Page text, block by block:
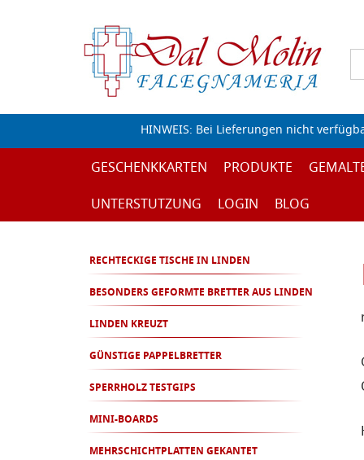
HINWEIS: Bei Lieferungen nicht
GESCHENKKARTEN PRODUKTE
UNTERSTUTZUNG
LOGIN BLOG
RECHTECKIGE TISCHE IN LINDEN
BESONDERS GEFORMTE BRETTER AUS LINDEN
LINDEN KREUZT
GÜNSTIGE PAPPELBRETTER
SPERRHOLZ TESTGIPS
MINI-BOARDS
MEHRSCHICHTPLATTEN GEKANTET